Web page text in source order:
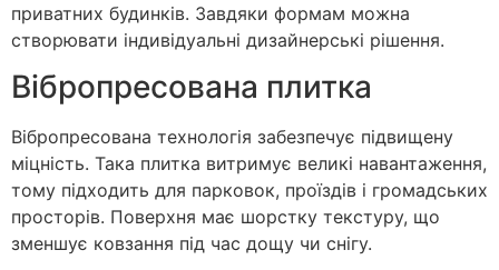
приватних будинків. Завдяки формам можна
створювати індивідуальні дизайнерські рішення.
Вібропресована плитка
Вібропресована технологія забезпечує підвищену
міцність. Така плитка витримує великі навантаження,
тому підходить для парковок, проїздів і громадських
просторів. Поверхня має шорстку текстуру, що
зменшує ковзання під час дощу чи снігу.